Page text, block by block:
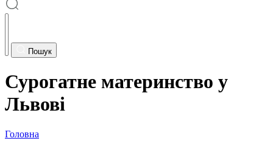
Пошук
Сурогатне материнство у
Львові
Головна